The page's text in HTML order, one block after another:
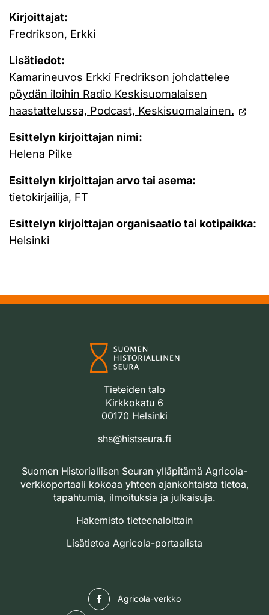
Kirjoittajat:
Fredrikson, Erkki
Lisätiedot:
Kamarineuvos Erkki Fredrikson johdattelee
pöydän iloihin Radio Keskisuomalaisen
haastattelussa, Podcast, Keskisuomalainen.
Esittelyn kirjoittajan nimi:
Helena Pilke
Esittelyn kirjoittajan arvo tai asema:
tietokirjailija, FT
Esittelyn kirjoittajan organisaatio tai kotipaikka:
Helsinki
Tieteiden talo
Kirkkokatu 6
00170 Helsinki
shs@histseura.fi
Suomen Historiallisen Seuran ylläpitämä Agricola-
verkkoportaali kokoaa yhteen ajankohtaista tietoa,
tapahtumia, ilmoituksia ja julkaisuja.
Hakemisto tieteenaloittain
Lisätietoa Agricola-portaalista
Agricola-verkko